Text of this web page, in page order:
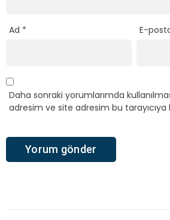
Ad * E-
Daha sonraki yorumlarımda
adresim ve site adresim bu tarayıcıya